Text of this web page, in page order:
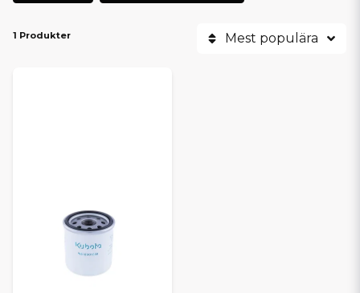
1 Produkter Mest populära